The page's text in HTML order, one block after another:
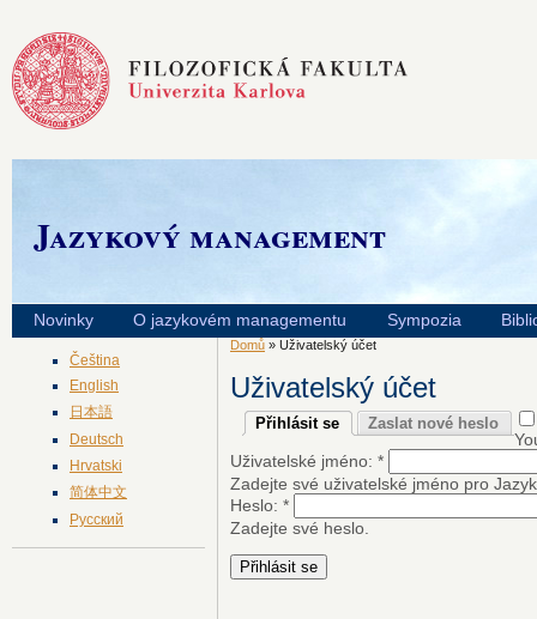
Jazykový management
Novinky O jazykovém managementu Sympozia
Čeština
English
日本語
Deutsch
Hrvatski
简体中文
Русский
Domů » Uživatelský účet
Uživatelský účet
Přihlásit se Zaslat nové heslo
Uživatelské jméno: *
Zadejte své uživatelské jméno pro
Heslo: *
Zadejte své heslo.